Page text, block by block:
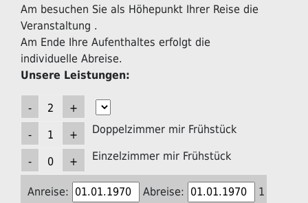
Am besuchen Sie als Höhepunkt Ihrer Reise die
Veranstaltung .
Am Ende Ihre Aufenthaltes erfolgt die
individuelle Abreise.
Unsere Leistungen:
Doppelzimmer mir Frühstück
Einzelzimmer mir Frühstück
Anreise: Abreise:
1